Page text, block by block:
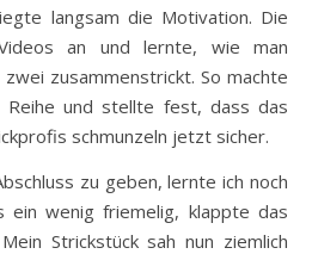
langsam die Motivation. Die
an und lernte, wie man
zusammenstrickt. So machte
und stellte fest, dass das
schmunzeln jetzt sicher.
zu geben, lernte ich noch
ein wenig friemelig, klappte das
Strickstück sah nun ziemlich